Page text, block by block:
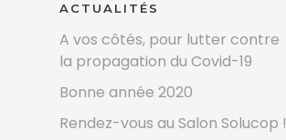
ACTUALITÉS
A vos côtés, pour lutter contre
la propagation du Covid-19
Bonne année 2020
Rendez-vous au Salon Solucop !